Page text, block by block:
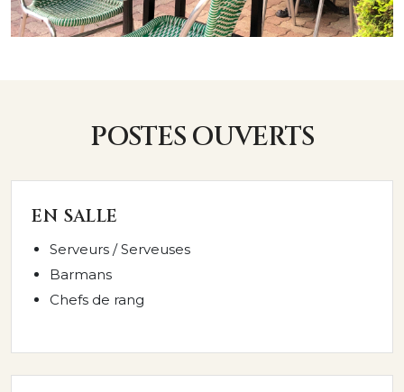
POSTES OUVERTS
EN SALLE
Serveurs / Serveuses
Barmans
Chefs de rang